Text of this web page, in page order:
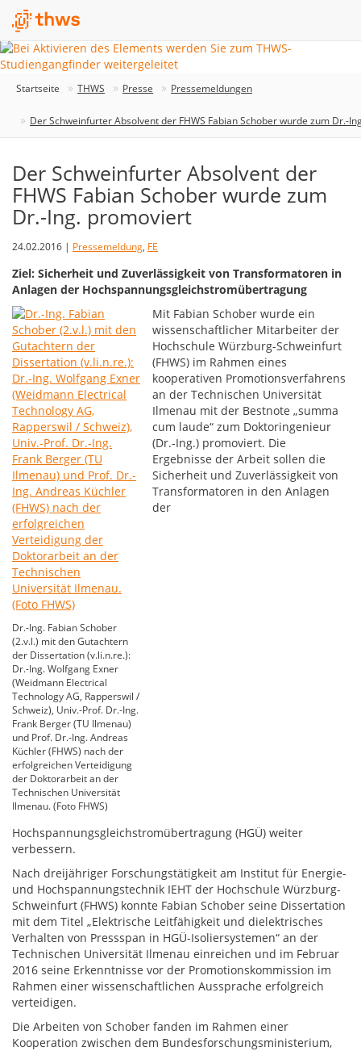
Startseite THWS Presse Pressemeldungen
Der Schweinfurter Absolvent der FHWS Fabian Schober wurde zum Dr.-
Der Schweinfurter Absolvent der
FHWS Fabian Schober wurde zum
Dr.-Ing. promoviert
24.02.2016 | Pressemeldung, FE
Ziel: Sicherheit und Zuverlässigkeit von Transformatoren in
Anlagen der Hochspannungsgleichstromübertragung
Dr.-Ing. Fabian Schober
(2.v.l.) mit den Gutachtern
der Dissertation (v.li.n.re.):
Dr.-Ing. Wolfgang Exner
(Weidmann Electrical
Technology AG, Rapperswil /
Schweiz), Univ.-Prof. Dr.-Ing.
Frank Berger (TU Ilmenau)
und Prof. Dr.-Ing. Andreas
Küchler (FHWS) nach der
erfolgreichen Verteidigung
der Doktorarbeit an der
Technischen Universität
Ilmenau. (Foto FHWS)
Mit Fabian Schober wurde ein
wissenschaftlicher Mitarbeiter der
Hochschule Würzburg-Schweinfurt
(FHWS) im Rahmen eines
kooperativen Promotionsverfahrens
an der Technischen Universität
Ilmenau mit der Bestnote „summa
cum laude“ zum Doktoringenieur
(Dr.-Ing.) promoviert. Die
Ergebnisse der Arbeit sollen die
Sicherheit und Zuverlässigkeit von
Transformatoren in den Anlagen
der
Hochspannungsgleichstromübertragung (HGÜ) weiter
verbessern.
Nach dreijähriger Forschungstätigkeit am Institut für Energie-
und Hochspannungstechnik IEHT der Hochschule Würzburg-
Schweinfurt (FHWS) konnte Fabian Schober seine Dissertation
mit dem Titel „Elektrische Leitfähigkeit und dielektrisches
Verhalten von Pressspan in HGÜ-Isoliersystemen“ an der
Technischen Universität Ilmenau einreichen und im Februar
2016 seine Erkenntnisse vor der Promotionskommission im
Rahmen einer wissenschaftlichen Aussprache erfolgreich
verteidigen.
Die Arbeiten von Schober fanden im Rahmen einer
Kooperation zwischen dem Bundesforschungsministerium,